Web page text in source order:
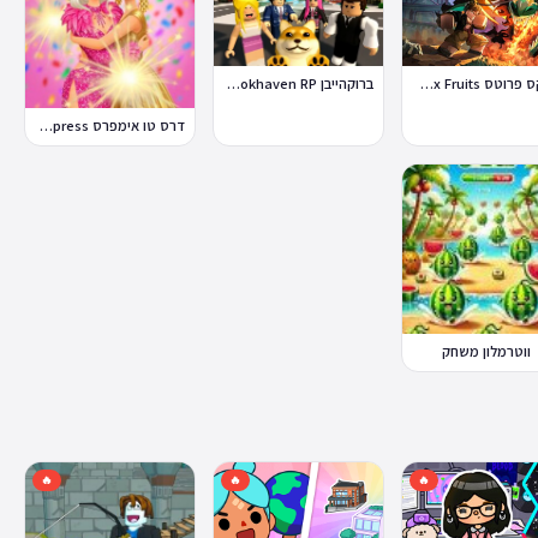
בלוקס פרוטס Blox Fruits ברוקהייבן Brookhaven RP
דרס טו אימפרס Dress To Impress
ווטרמלון משחק
🔥
🔥
🔥